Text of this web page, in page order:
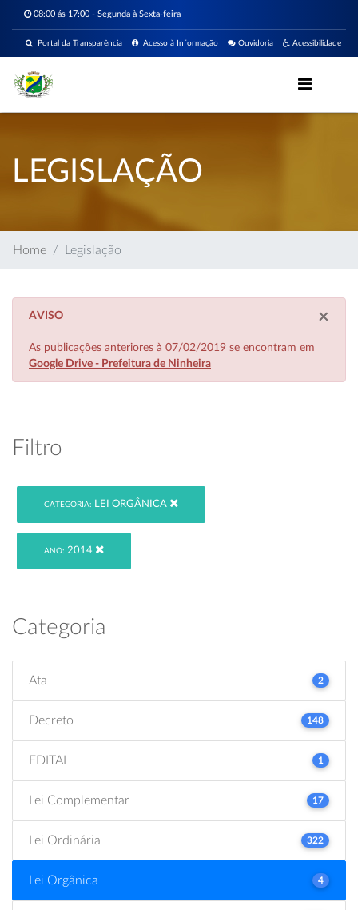
08:00 ás 17:00 - Segunda à Sexta-feira
Acessibilidade
Ouvidoria
Acesso à Informação
Portal da Transparência
LEGISLAÇÃO
Home Legislação
×
AVISO
As publicações anteriores à 07/02/2019 se encontram em
Google Drive - Prefeitura de Ninheira
Filtro
CATEGORIA: LEI ORGÂNICA
ANO: 2014
Categoria
Ata 2
Decreto 148
EDITAL 1
Lei Complementar 17
Lei Ordinária 322
Lei Orgânica 4